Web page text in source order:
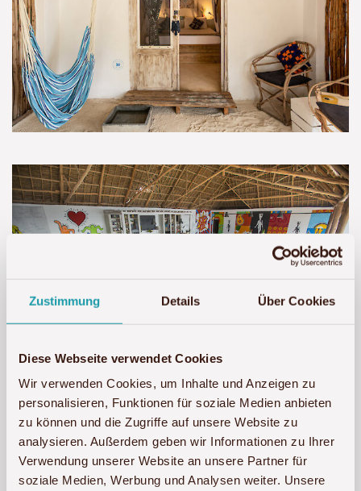
Zustimmung Details Über Cookies
Diese Webseite verwendet Cookies
Wir verwenden Cookies, um Inhalte und Anzeigen zu
personalisieren, Funktionen für soziale Medien anbieten
zu können und die Zugriffe auf unsere Website zu
analysieren. Außerdem geben wir Informationen zu Ihrer
Verwendung unserer Website an unsere Partner für
soziale Medien, Werbung und Analysen weiter. Unsere